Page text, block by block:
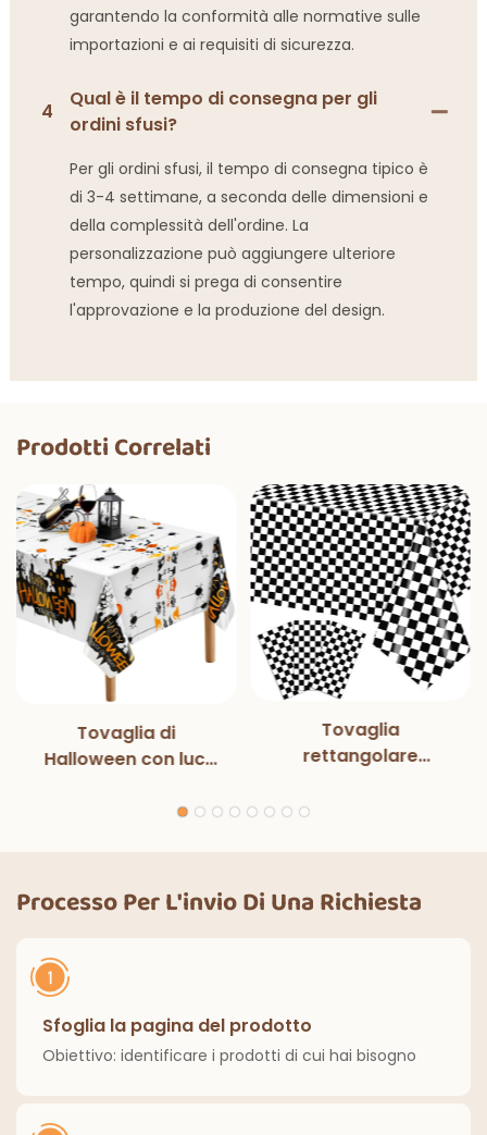
garantendo la conformità alle normative sulle
importazioni e ai requisiti di sicurezza.
4
Qual è il tempo di consegna per gli
ordini sfusi?
Per gli ordini sfusi, il tempo di consegna tipico è
di 3-4 settimane, a seconda delle dimensioni e
della complessità dell'ordine. La
personalizzazione può aggiungere ulteriore
tempo, quindi si prega di consentire
l'approvazione e la produzione del design.
Prodotti Correlati
Tovaglia di
Halloween con luci
decorazioni per
cucina, decorazioni
per la casa
Tovaglia
rettangolare
nero con luci
decorazioni
classiche per interni
Processo Per L'invio Di Una Richiesta
Sfoglia la pagina del prodotto
Obiettivo: identificare i prodotti di cui hai bisogno